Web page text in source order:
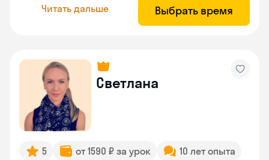
Читать дальше Выбрать время
Светлана
5 от 1590 ₽ за урок
10 лет опыта